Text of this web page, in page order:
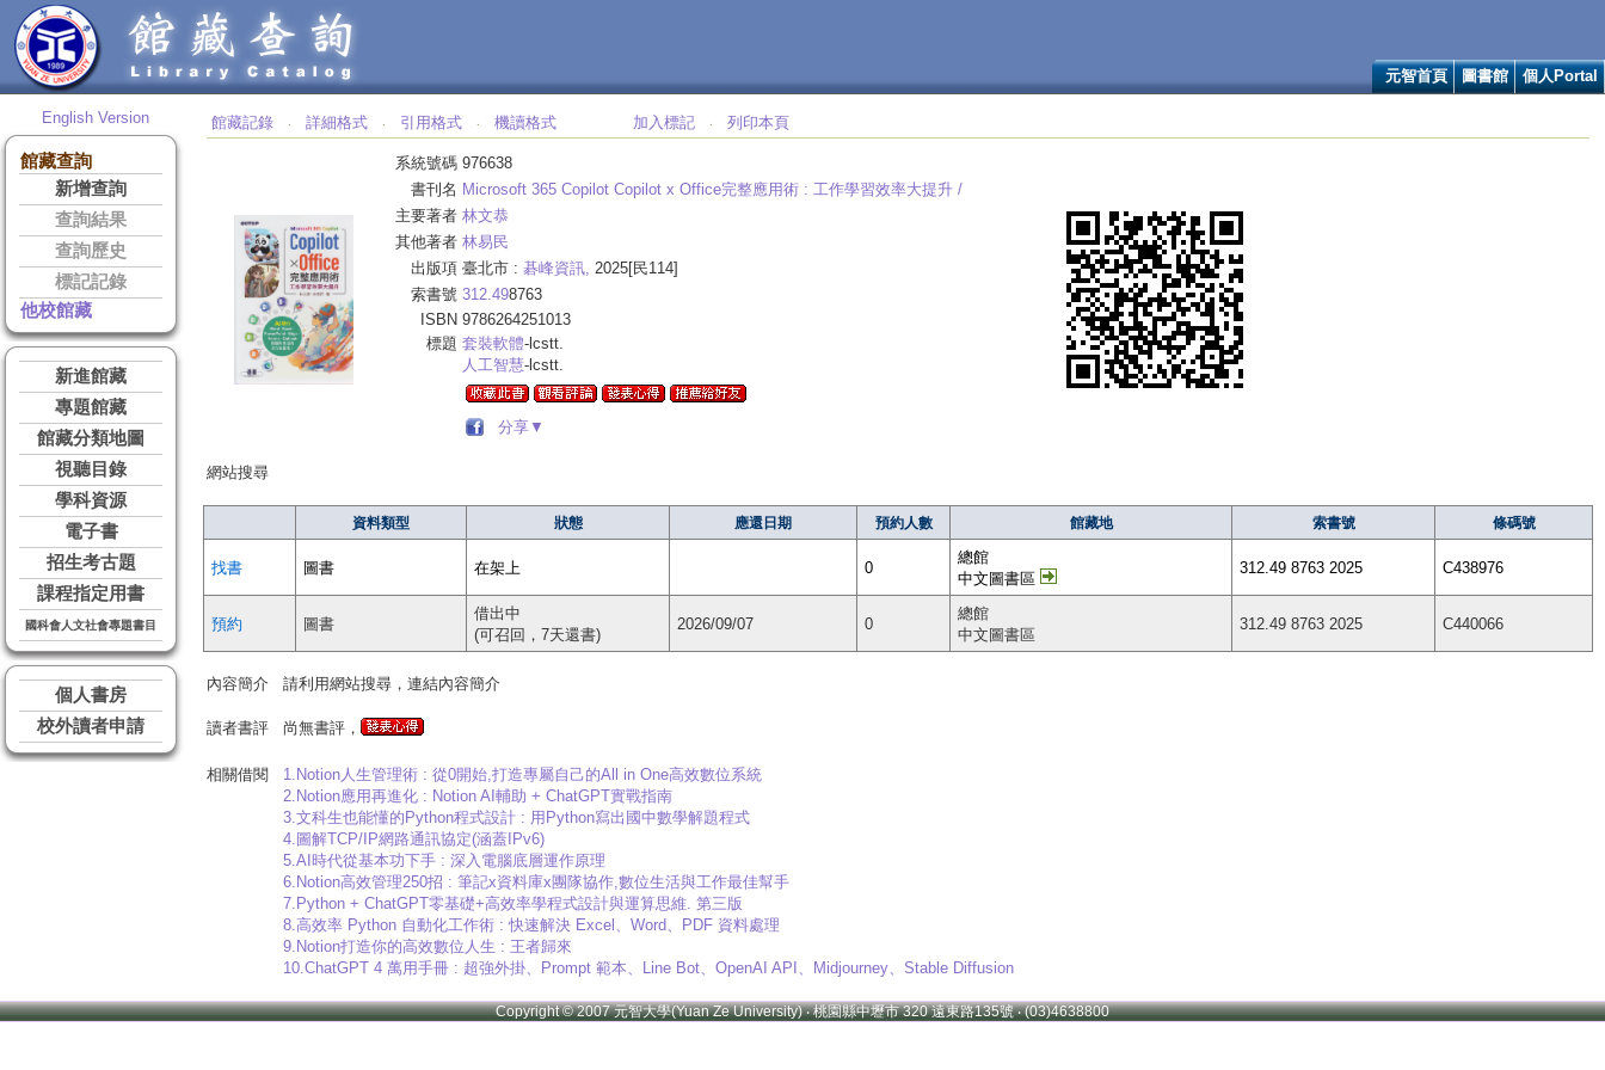
元智首頁 圖書館 個人Portal
English Version
館藏查詢
新增查詢
查詢結果
查詢歷史
標記記錄
他校館藏
新進館藏
專題館藏
館藏分類地圖
視聽目錄
學科資源
電子書
招生考古題
課程指定用書
國科會人文社會專題書目
個人書房
校外讀者申請
館藏記錄 ‧ 詳細格式 ‧ 引用格式 ‧ 機讀格式 加入標記 ‧ 列印本頁
系統號碼 976638
書刊名 Microsoft 365 Copilot Copilot x Office完整應用術 : 工作學習效率大提升 /
主要著者 林文恭
其他著者 林易民
出版項 臺北市 : 碁峰資訊, 2025[民114]
索書號 312.498763
ISBN 9786264251013
標題 套裝軟體-lcstt.
人工智慧-lcstt.
分享▼
網站搜尋
資料類型 狀態 應還日期 預約人數 館藏地 索書號 條碼號
找書 圖書 在架上 0
總館
中文圖書區
312.49 8763 2025 C438976
預約 圖書
借出中
(可召回，7天還書)
2026/09/07 0
總館
中文圖書區
312.49 8763 2025 C440066
內容簡介 請利用網站搜尋，連結內容簡介
讀者書評 尚無書評，
相關借閱
1.Notion人生管理術 : 從0開始,打造專屬自己的All in One高效數位系統
2.Notion應用再進化 : Notion AI輔助 + ChatGPT實戰指南
3.文科生也能懂的Python程式設計 : 用Python寫出國中數學解題程式
4.圖解TCP/IP網路通訊協定(涵蓋IPv6)
5.AI時代從基本功下手 : 深入電腦底層運作原理
6.Notion高效管理250招 : 筆記x資料庫x團隊協作,數位生活與工作最佳幫手
7.Python + ChatGPT零基礎+高效率學程式設計與運算思維. 第三版
8.高效率 Python 自動化工作術 : 快速解決 Excel、Word、PDF 資料處理
9.Notion打造你的高效數位人生 : 王者歸來
10.ChatGPT 4 萬用手冊 : 超強外掛、Prompt 範本、Line Bot、OpenAI API、Midjourney、Stable Diffusion
Copyright © 2007 元智大學(Yuan Ze University) ‧ 桃園縣中壢市 320 遠東路135號 ‧ (03)4638800